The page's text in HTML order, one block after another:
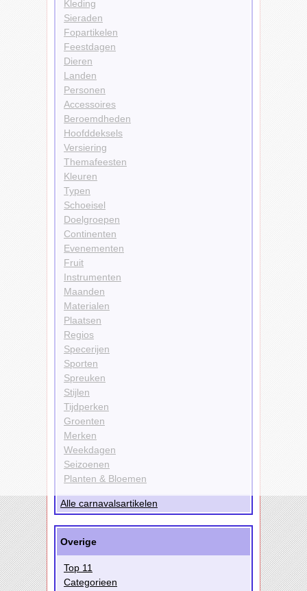
Kleding
Sieraden
Fopartikelen
Feestdagen
Dieren
Landen
Personen
Accessoires
Beroemdheden
Hoofddeksels
Versiering
Themafeesten
Kleuren
Typen
Schoeisel
Doelgroepen
Continenten
Evenementen
Fruit
Instrumenten
Maanden
Materialen
Plaatsen
Regios
Specerijen
Sporten
Spreuken
Stijlen
Tijdperken
Groenten
Merken
Weekdagen
Seizoenen
Planten & Bloemen
Alle carnavalsartikelen
Overige
Top 11
Categorieen